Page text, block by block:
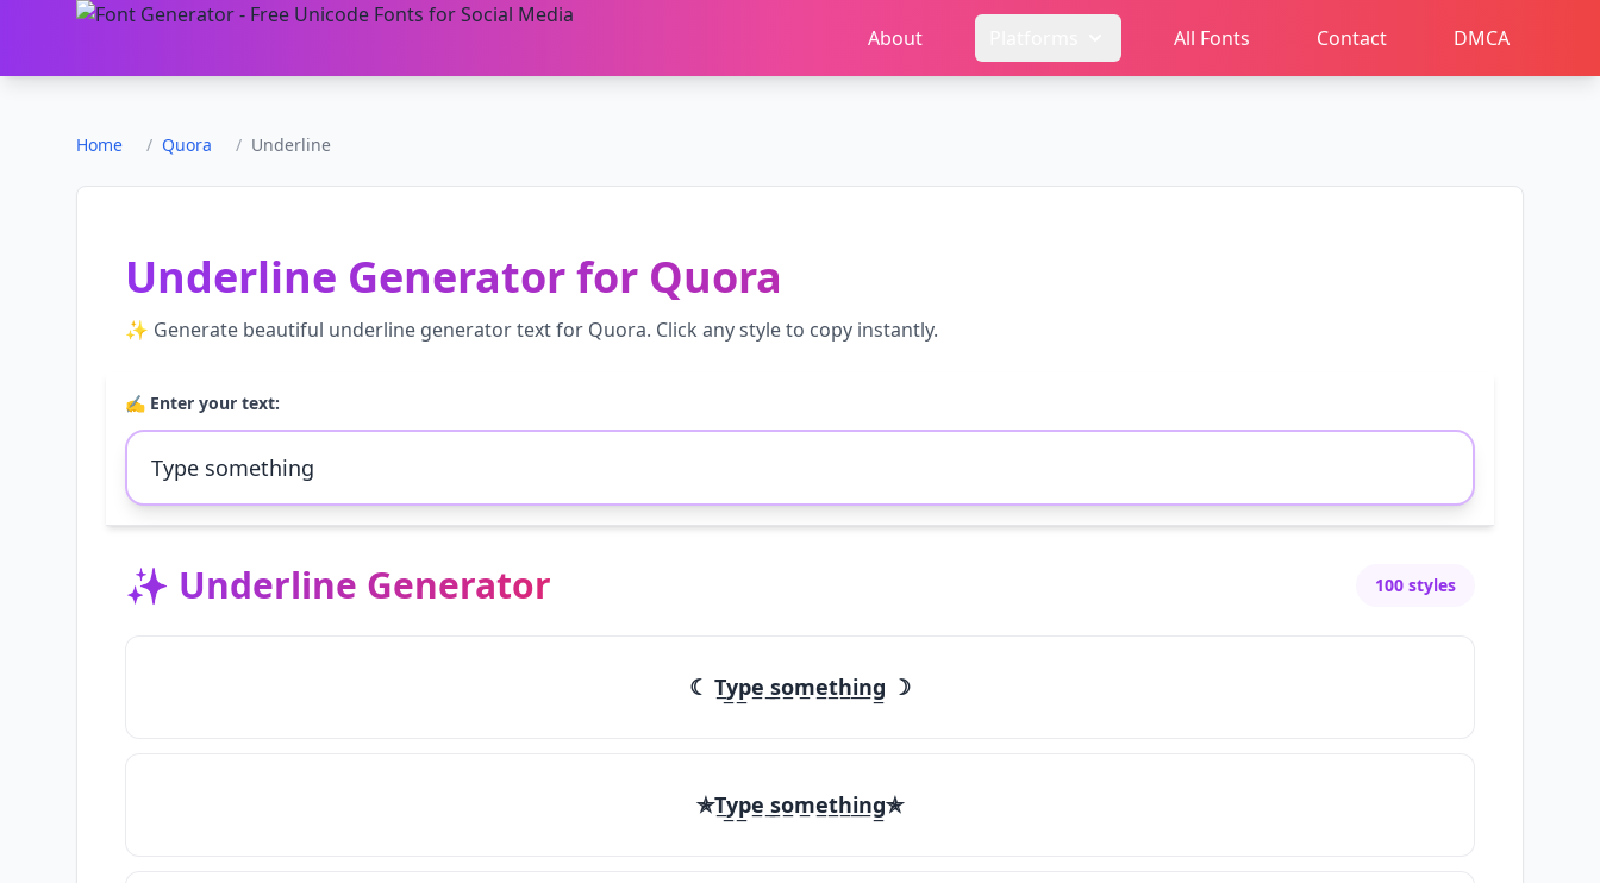
About All Fonts Contact DMCA
Home / Quora / Underline
Underline Generatorfor Quora
✨ Generate beautiful underline generatortext for Quora. Click any style to copy instantly.
✍️ Enter your text:
✨ Underline Generator 100 styles
☾ T̲y̲p̲e̲ ̲s̲o̲m̲e̲t̲h̲i̲n̲g̲ ☽
✯T̲y̲p̲e̲ ̲s̲o̲m̲e̲t̲h̲i̲n̲g̲✯